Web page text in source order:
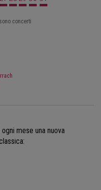
concerti
mese una nuova